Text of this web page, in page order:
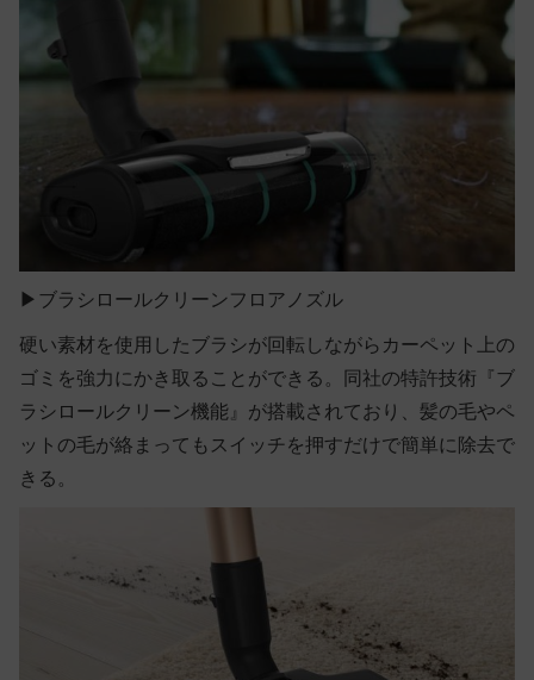
▶ブラシロールクリーンフロアノズル
硬い素材を使用したブラシが回転しながらカーペット上の
ゴミを強力にかき取ることができる。同社の特許技術『ブ
ラシロールクリーン機能』が搭載されており、髪の毛やペ
ットの毛が絡まってもスイッチを押すだけで簡単に除去で
きる。